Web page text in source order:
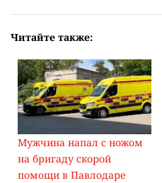
Читайте также:
Мужчина напал с ножом
на бригаду скорой
помощи в Павлодаре